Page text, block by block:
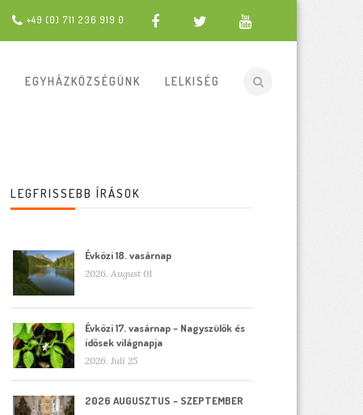
+49 (0) 711 236 919 0
EGYHÁZKÖZSÉGÜNK LELKISÉG
LEGFRISSEBB ÍRÁSOK
Évközi 18. vasárnap
2026. August 01
Évközi 17. vasárnap – Nagyszülők és
idősek világnapja
2026. Juli 25
2026 AUGUSZTUS – SZEPTEMBER